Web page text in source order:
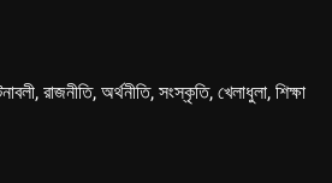
রাজনীতি, অর্থনীতি, সংস্কৃতি, খেলাধুলা, শিক্ষা